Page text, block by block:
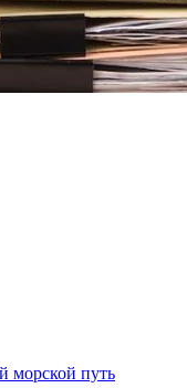
морской путь